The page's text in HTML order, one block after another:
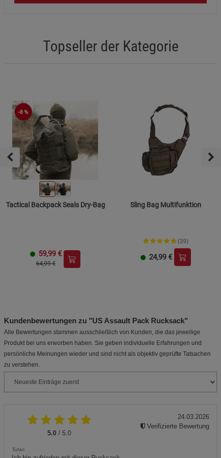
Topseller der Kategorie
-8 %
Tactical Backpack Seals Dry-Bag
59,99 €
64,99 €
Sling Bag Multifunktion
(39)
24,99 €
Kundenbewertungen zu "US Assault Pack Rucksack"
Alle Bewertungen stammen ausschließlich von Kunden, die das jeweilige
Produkt bei uns erworben haben. Sie geben individuelle Erfahrungen und
persönliche Meinungen wieder und sind nicht als objektiv geprüfte Tatsachen
zu verstehen.
5.0 / 5.0
Tufan
24.03.2026
Verifizierte Bewertung